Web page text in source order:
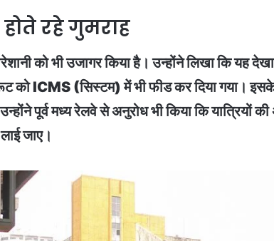
होते रहे गुमराह
को भी उजागर किया है। उन्होंने लिखा कि यह देखा
ICMS (सिस्टम) में भी फीड कर दिया गया।
उन्होंने पूर्व मध्य रेलवे से अनुरोध भी किया कि
जाए।